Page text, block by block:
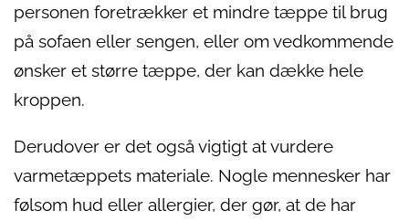
personen foretrækker et mindre tæppe til brug
på sofaen eller sengen, eller om vedkommende
ønsker et større tæppe, der kan dække hele
kroppen.
Derudover er det også vigtigt at vurdere
varmetæppets materiale. Nogle mennesker har
følsom hud eller allergier, der gør, at de har